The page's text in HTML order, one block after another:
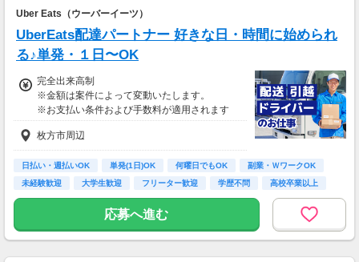
よって異なる）
支払方法：週払い
※週払いOK（規定あり）
→金曜日締め最短翌週火曜日にお給料GET♪
（稼働開始時は手続き完了次第となります）
交通費：別途全額支給
※車・バイク通勤に関して施設により異なる場
合あり（応相談）
Uber Eats（ウーバーイーツ）
UberEats配達パートナー 好きな日・時間に始められ
る♪単発・１日〜OK
完全出来高制
※金額は案件によって変動いたします。
※お支払い条件および手数料が適用されます
枚方市周辺
日払い・週払いOK 単発(1日)OK 何曜日でもOK
副業・ＷワークOK
未経験歓迎
大学生歓迎 フリーター歓迎 学歴不問 高校卒業以上
応募へ進む